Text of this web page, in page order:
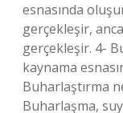
esnasında
gerçekleşir,
gerçekleşir. 4-
kaynama
Buharlaştırma
Buharlaşma,